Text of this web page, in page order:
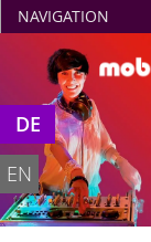
NAVIGATION
DE
EN